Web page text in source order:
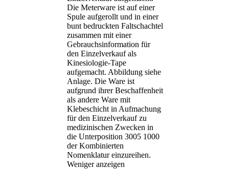
Die Meterware ist auf einer
Spule aufgerollt und in einer
bunt bedruckten Faltschachtel
zusammen mit einer
Gebrauchsinformation für
den Einzelverkauf als
Kinesiologie-Tape
aufgemacht. Abbildung siehe
Anlage. Die Ware ist
aufgrund ihrer Beschaffenheit
als andere Ware mit
Klebeschicht in Aufmachung
für den Einzelverkauf zu
medizinischen Zwecken in
die Unterposition 3005 1000
der Kombinierten
Nomenklatur einzureihen.
Weniger anzeigen